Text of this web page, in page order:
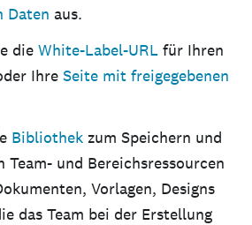
Daten aus.
die White-Label-URL für Ihren
Ihre Seite mit freigegebenen
Bibliothek zum Speichern und
Team- und Bereichsressourcen
Vorlagen, Designs
das Team bei der Erstellung